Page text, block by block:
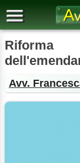
Riforma
Avv.